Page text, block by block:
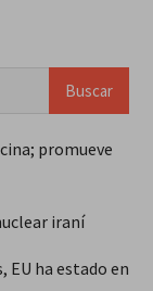
promueve
iraní
EU ha estado en